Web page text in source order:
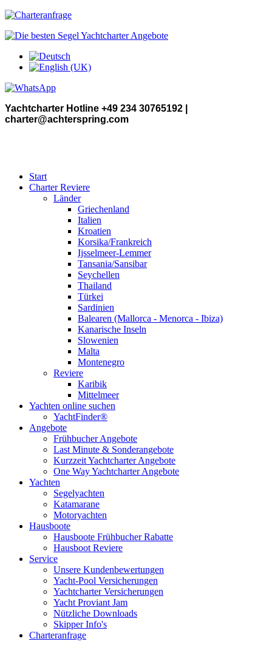
Yachtcharter Hotline +49 234 30765192 |
charter@achterspring.com
Start
Charter Reviere
Länder
Griechenland
Italien
Kroatien
Korsika/Frankreich
Ijsselmeer-Lemmer
Tansania/Sansibar
Seychellen
Thailand
Türkei
Sardinien
Balearen (Mallorca - Menorca - Ibiza)
Kanarische Inseln
Slowenien
Malta
Montenegro
Reviere
Karibik
Mittelmeer
Yachten online suchen
YachtFinder®
Angebote
Frühbucher Angebote
Last Minute & Sonderangebote
Kurzzeit Yachtcharter Angebote
One Way Yachtcharter Angebote
Yachten
Segelyachten
Katamarane
Motoryachten
Hausboote
Hausboote Frühbucher Rabatte
Hausboot Reviere
Service
Unsere Kundenbewertungen
Yacht-Pool Versicherungen
Yachtcharter Versicherungen
Yacht Proviant Jam
Nützliche Downloads
Skipper Info's
Charteranfrage